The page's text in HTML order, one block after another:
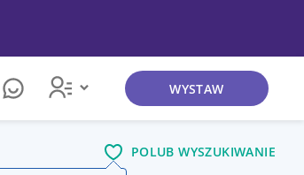
WYSTAW
POLUB WYSZUKIWANIE